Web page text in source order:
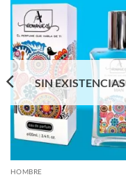
SIN EXISTENCIAS
HOMBRE